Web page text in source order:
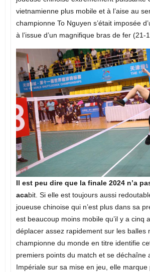
vietnamienne plus mobile et à l’aise au
championne To Nguyen s’était imposée
à l’issue d’un magnifique bras de fer (21-
Il est peu dire que la finale 2024 n’a
acabit. Si elle est toujours aussi
joueuse chinoise qui n’est plus dans sa
est beaucoup moins mobile qu’il y a cinq
déplacer assez rapidement sur les balles
championne du monde en titre identifie
premiers points du match et se déchaîne
Impériale sur sa mise en jeu, elle marque